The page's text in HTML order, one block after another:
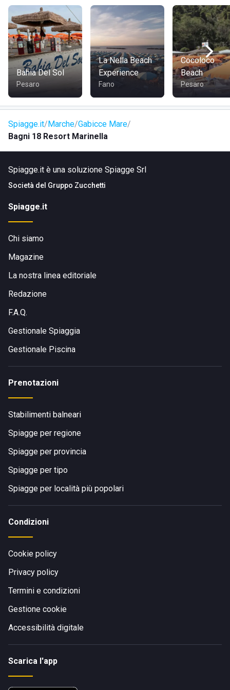
Zona 17 è facilmente accessibile via auto, moto, a piedi o
in bicicletta. Inoltre, è possibile utilizzare i mezzi pubblici
per raggiungere comodamente lo stabilimento.
Bahia Del Sol
Pesaro
La Nella Beach
Experience
Fano
Cocoloco
Beach
Pesaro
Spiagge.it Marche Gabicce Mare
Bagni 18 Resort Marinella
Spiagge.it è una soluzione Spiagge Srl
Società del Gruppo Zucchetti
Spiagge.it
Chi siamo
Magazine
La nostra linea editoriale
Redazione
F.A.Q.
Gestionale Spiaggia
Gestionale Piscina
Prenotazioni
Stabilimenti balneari
Spiagge per regione
Spiagge per provincia
Spiagge per tipo
Spiagge per località più popolari
Condizioni
Cookie policy
Privacy policy
Termini e condizioni
Gestione cookie
Accessibilità digitale
Scarica l'app